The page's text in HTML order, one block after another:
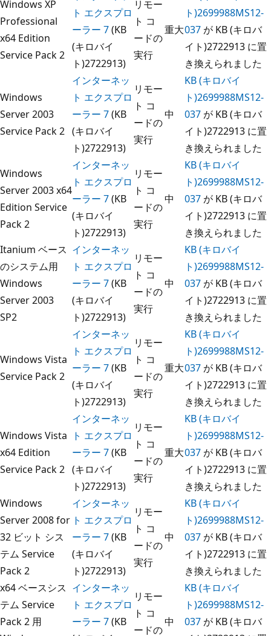
Windows XP
Professional
x64 Edition
Service Pack 2
ト エクスプロ
ーラー 7(KB
(キロバイ
ト)2722913)
リモー
ト コ
ードの
実行
重大
ト)2699988MS12-
037 が KB (キロバ
イト)2722913 に置
き換えられました
Windows
Server 2003
Service Pack 2
インターネッ
ト エクスプロ
ーラー 7(KB
(キロバイ
ト)2722913)
リモー
ト コ
ードの
実行
中
KB (キロバイ
ト)2699988MS12-
037 が KB (キロバ
イト)2722913 に置
き換えられました
Windows
Server 2003 x64
Edition Service
Pack 2
インターネッ
ト エクスプロ
ーラー 7(KB
(キロバイ
ト)2722913)
リモー
ト コ
ードの
実行
中
KB (キロバイ
ト)2699988MS12-
037 が KB (キロバ
イト)2722913 に置
き換えられました
Itanium ベース
のシステム用
Windows
Server 2003
SP2
インターネッ
ト エクスプロ
ーラー 7(KB
(キロバイ
ト)2722913)
リモー
ト コ
ードの
実行
中
KB (キロバイ
ト)2699988MS12-
037 が KB (キロバ
イト)2722913 に置
き換えられました
Windows Vista
Service Pack 2
インターネッ
ト エクスプロ
ーラー 7(KB
(キロバイ
ト)2722913)
リモー
ト コ
ードの
実行
重大
KB (キロバイ
ト)2699988MS12-
037 が KB (キロバ
イト)2722913 に置
き換えられました
Windows Vista
x64 Edition
Service Pack 2
インターネッ
ト エクスプロ
ーラー 7(KB
(キロバイ
ト)2722913)
リモー
ト コ
ードの
実行
重大
KB (キロバイ
ト)2699988MS12-
037 が KB (キロバ
イト)2722913 に置
き換えられました
Windows
Server 2008 for
32 ビット シス
テム Service
Pack 2
インターネッ
ト エクスプロ
ーラー 7(KB
(キロバイ
ト)2722913)
リモー
ト コ
ードの
実行
中
KB (キロバイ
ト)2699988MS12-
037 が KB (キロバ
イト)2722913 に置
き換えられました
x64 ベースシス
テム Service
Pack 2 用
インターネッ
ト エクスプロ
ーラー 7(KB
リモー
ト コ
ードの
中
KB (キロバイ
ト)2699988MS12-
037 が KB (キロバ